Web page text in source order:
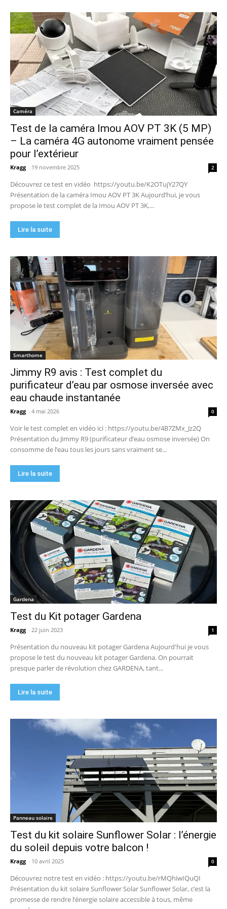
Caméra
Test de la caméra Imou AOV PT 3K (5 MP)
– La caméra 4G autonome vraiment pensée
pour l’extérieur
Kragg - 19 novembre 2025 2
Découvrez ce test en vidéo https://youtu.be/K2OTujY27QY
Présentation de la caméra Imou AOV PT 3K Aujourd’hui, je vous
propose le test complet de la Imou AOV PT 3K,...
Lire la suite
Smarthome
Jimmy R9 avis : Test complet du
purificateur d’eau par osmose inversée avec
eau chaude instantanée
Kragg - 4 mai 2026 0
Voir le test complet en vidéo ici : https://youtu.be/4B7ZMx_Jz2Q
Présentation du Jimmy R9 (purificateur d’eau osmose inversée) On
consomme de l’eau tous les jours sans vraiment se...
Lire la suite
Gardena
Test du Kit potager Gardena
Kragg - 22 juin 2023 1
Présentation du nouveau kit potager Gardena Aujourd'hui je vous
propose le test du nouveau kit potager Gardena. On pourrait
presque parler de révolution chez GARDENA, tant...
Lire la suite
Panneau solaire
Test du kit solaire Sunflower Solar : l’énergie
du soleil depuis votre balcon !
Kragg - 10 avril 2025 0
Découvrez notre test en vidéo : https://youtu.be/rMQhiwIQuQI
Présentation du kit solaire Sunflower Solar Sunflower Solar, c’est la
promesse de rendre l’énergie solaire accessible à tous, même